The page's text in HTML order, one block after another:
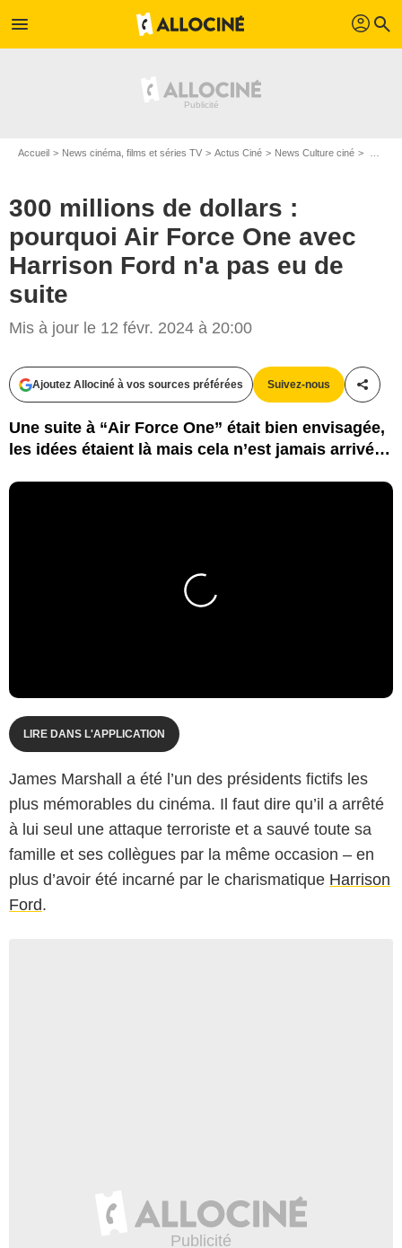
menu profil search
Accueil News cinéma, films et séries TV Actus Ciné News Culture ciné
300 millions de dollars :
pourquoi Air Force One avec
Harrison Ford n'a pas eu de
suite
Mis à jour le 12 févr. 2024 à 20:00
Ajoutez Allociné à vos sources préférées Suivez-nous
Une suite à “Air Force One” était bien envisagée,
les idées étaient là mais cela n’est jamais arrivé…
LIRE DANS L'APPLICATION
James Marshall a été l’un des présidents fictifs les
plus mémorables du cinéma. Il faut dire qu’il a arrêté
à lui seul une attaque terroriste et a sauvé toute sa
famille et ses collègues par la même occasion – en
plus d’avoir été incarné par le charismatique Harrison
Ford.